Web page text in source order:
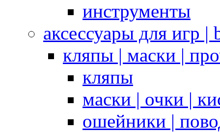
инструменты
аксессуары для игр |
кляпы | маски |
кляпы
маски | очки |
ошейники |